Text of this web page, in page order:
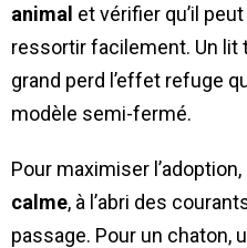
animal et vérifier qu’il
ressortir facilement. Un lit
grand perd l’effet refuge
modèle semi-fermé.
Pour maximiser
calme, à l’abri des
passage. Pour un chaton,